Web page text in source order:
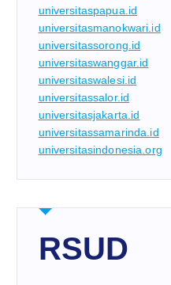
universitaspapua.id
universitasmanokwari.id
universitassorong.id
universitaswanggar.id
universitaswalesi.id
universitassalor.id
universitasjakarta.id
universitassamarinda.id
universitasindonesia.org
RSUD